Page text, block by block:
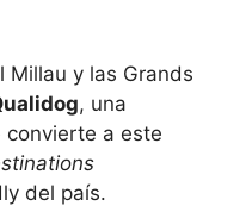
Millau y las Grands
, una
a este
del país.